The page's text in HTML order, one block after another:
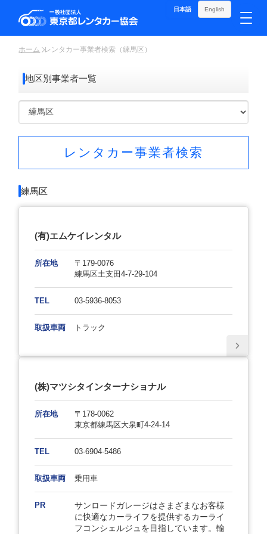
日本語 English
ホーム レンタカー事業者検索（練馬区）
地区別事業者一覧
レンタカー事業者検索
練馬区
(有)エムケイレンタル
所在地
〒179-0076
練馬区土支田4-7-29-104
TEL 03-5936-8053
取扱車両 トラック
(株)マツシタインターナショナル
所在地
〒178-0062
東京都練馬区大泉町4-24-14
TEL 03-6904-5486
取扱車両 乗用車
PR
サンロードガレージはさまざまなお客様
に快適なカーライフを提供するカーライ
フコンシェルジュを目指しています。輸